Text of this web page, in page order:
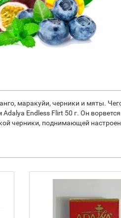
маракуйи, черники и мяты.
Endless Flirt 50 г. Он
черники, поднимающей